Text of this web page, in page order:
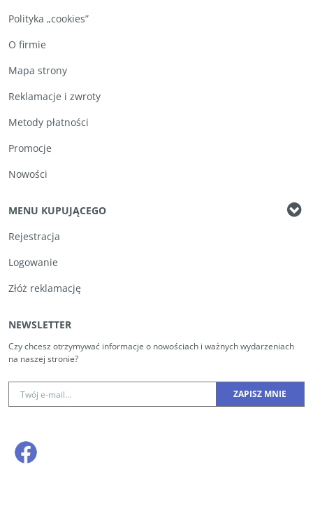
Polityka „cookies”
O firmie
Mapa strony
Reklamacje i zwroty
Metody płatności
Promocje
Nowości
MENU KUPUJĄCEGO
Rejestracja
Logowanie
Złóż reklamację
NEWSLETTER
Czy chcesz otrzymywać informacje o nowościach i ważnych wydarzeniach
na naszej stronie?